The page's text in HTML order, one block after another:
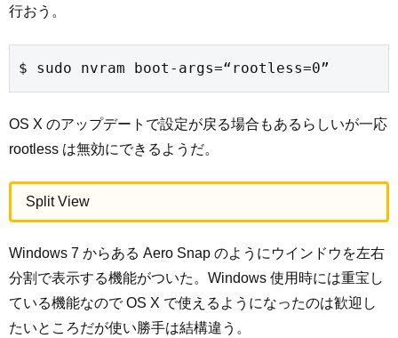
行おう。
$ sudo nvram boot-args=“rootless=0”
OS X のアップデートで設定が戻る場合もあるらしいが一応
rootless は無効にできるようだ。
Split View
Windows 7 からある Aero Snap のようにウインドウを左右
分割で表示する機能がついた。Windows 使用時には重宝し
ている機能なので OS X で使えるようになったのは歓迎し
たいところだが使い勝手は結構違う。